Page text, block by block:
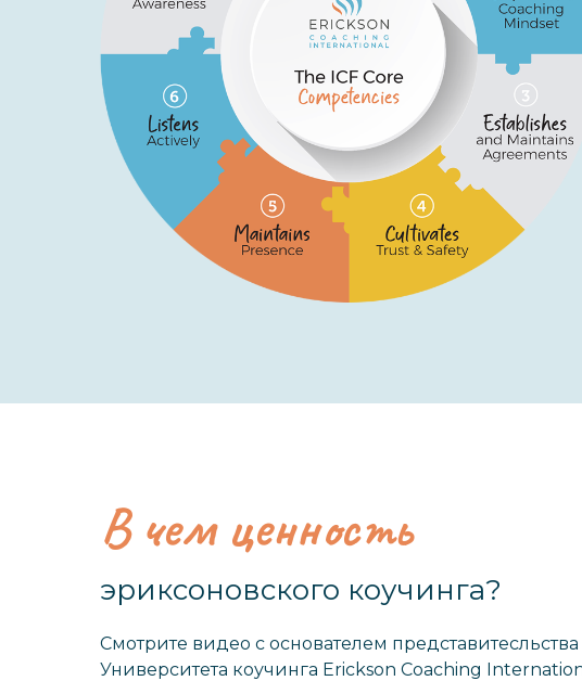
СТАРТ
26 марта в Дубае
В чем ценность
эриксоновского коучинга?
Смотрите видео с основателем
Университета коучинга Erickson Coaching